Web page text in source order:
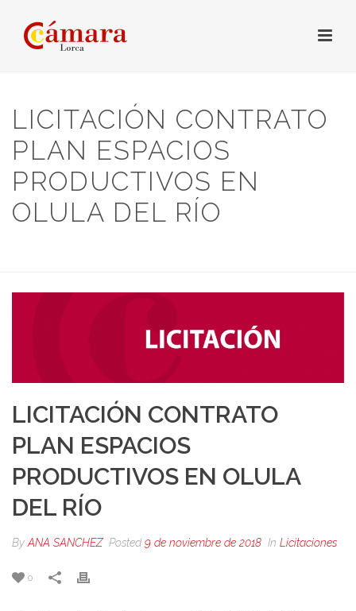
LICITACIÓN CONTRATO
PLAN ESPACIOS
PRODUCTIVOS EN
OLULA DEL RÍO
LICITACIÓN CONTRATO
PLAN ESPACIOS
PRODUCTIVOS EN OLULA
DEL RÍO
By ANA SANCHEZ Posted9 de noviembre de 2018 In Licitaciones
0